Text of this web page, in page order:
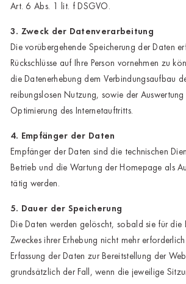
Art. 6 Abs. 1 lit. f DSGVO.
3. Zweck der Datenverarbeitung
Die vorübergehende Speicherung der Daten
Rückschlüsse auf Ihre Person vornehmen zu
die Datenerhebung dem Verbindungsaufbau
reibungslosen Nutzung, sowie der
Optimierung des Internetauftritts.
4. Empfänger der Daten
Empfänger der Daten sind die technischen
Betrieb und die Wartung der Homepage als
tätig werden.
5. Dauer der Speicherung
Die Daten werden gelöscht, sobald sie für die
Zweckes ihrer Erhebung nicht mehr
Erfassung der Daten zur Bereitstellung der
grundsätzlich der Fall, wenn die jeweilige